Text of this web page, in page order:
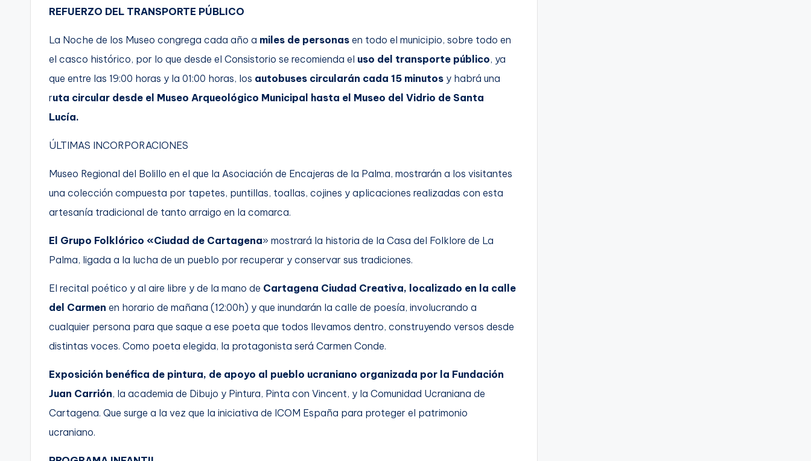
REFUERZO DEL TRANSPORTE PÚBLICO
La Noche de los Museo congrega cada año a miles de personas en todo el municipio, sobre todo en
el casco histórico, por lo que desde el Consistorio se recomienda el uso del transporte público, ya
que entre las 19:00 horas y la 01:00 horas, los autobuses circularán cada 15 minutos y habrá una
ruta circular desde el Museo Arqueológico Municipal hasta el Museo del Vidrio de Santa
Lucía.
ÚLTIMAS INCORPORACIONES
Museo Regional del Bolillo en el que la Asociación de Encajeras de la Palma, mostrarán a los visitantes
una colección compuesta por tapetes, puntillas, toallas, cojines y aplicaciones realizadas con esta
artesanía tradicional de tanto arraigo en la comarca.
El Grupo Folklórico «Ciudad de Cartagena» mostrará la historia de la Casa del Folklore de La
Palma, ligada a la lucha de un pueblo por recuperar y conservar sus tradiciones.
El recital poético y al aire libre y de la mano de Cartagena Ciudad Creativa, localizado en la calle
del Carmen en horario de mañana (12:00h) y que inundarán la calle de poesía, involucrando a
cualquier persona para que saque a ese poeta que todos llevamos dentro, construyendo versos desde
distintas voces. Como poeta elegida, la protagonista será Carmen Conde.
Exposición benéfica de pintura, de apoyo al pueblo ucraniano organizada por la Fundación
Juan Carrión, la academia de Dibujo y Pintura, Pinta con Vincent, y la Comunidad Ucraniana de
Cartagena. Que surge a la vez que la iniciativa de ICOM España para proteger el patrimonio
ucraniano.